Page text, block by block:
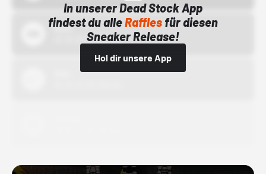
In unserer Dead Stock App
findest du alleRafflesfür diesen
Sneaker Release!
Hol dir unsere App
Bstn
01.10.22 00:00 Uhr